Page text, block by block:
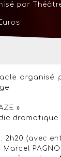
par
organisé
»
dramatique
: 2h20 (avec
Marcel PAGNOL